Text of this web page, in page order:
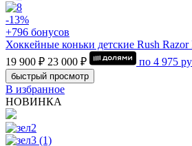
-13%
+796 бонусов
Хоккейные коньки детские Rush Razor
19 900 ₽ 23 000 ₽ по 4 975
быстрый просмотр
В избранное
НОВИНКА